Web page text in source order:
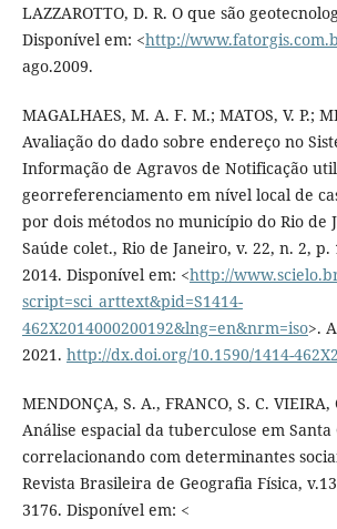
LAZZAROTTO, D. R. O que são
Disponível em: <http://
ago.2009.
MAGALHAES, M. A. F. M.; MATOS, V. P.;
Avaliação do dado sobre endereço no
Informação de Agravos de Notificação
georreferenciamento em nível local de
por dois métodos no município do Rio de
Saúde colet., Rio de Janeiro, v. 22, n. 2, p.
2014. Disponível em: <http://
script=sci_arttext&pid=S1414-
462X2014000200192&lng=en&nrm=iso>.
2021. http://dx.doi.org/10.1590/1414-
MENDONÇA, S. A., FRANCO, S. C. VIEIRA,
Análise espacial da tuberculose em
correlacionando com determinantes
Revista Brasileira de Geografia Física,
3176. Disponível em: <